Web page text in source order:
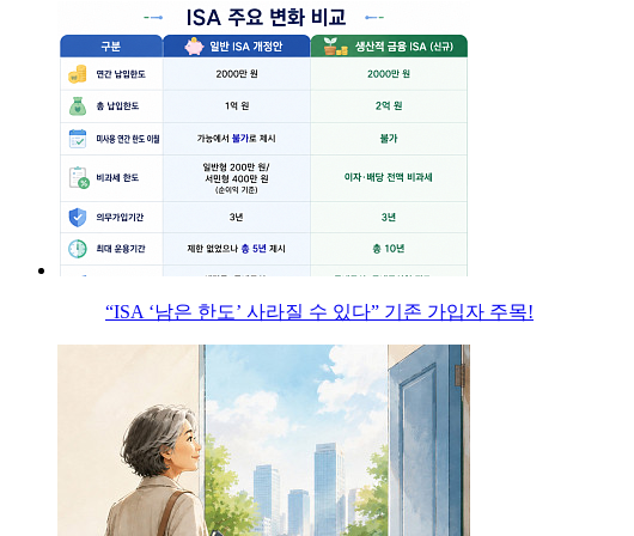
“ISA ‘남은 한도’ 사라질 수 있다” 기존 가입자 주목!